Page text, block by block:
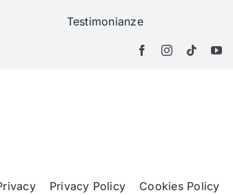
Testimonianze
Privacy Policy Cookies Policy